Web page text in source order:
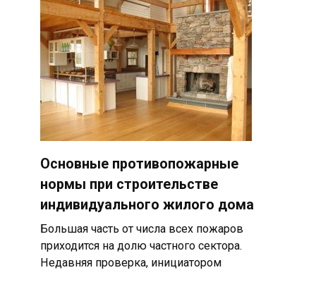
Основные противопожарные
нормы при строительстве
индивидуального жилого дома
Большая часть от числа всех пожаров
приходится на долю частного сектора.
Недавняя проверка, инициатором